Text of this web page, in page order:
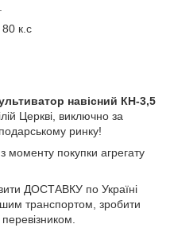
80 к.с
навісний КН-3,5
Церкві, виключно за
ринку!
моменту покупки агрегату
ДОСТАВКУ по Україні
транспортом, зробити